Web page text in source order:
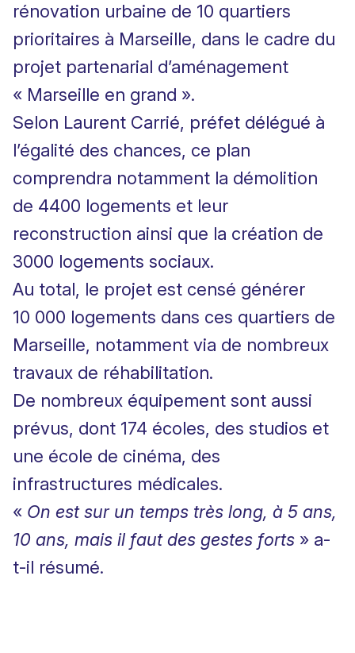
rénovation urbaine de 10 quartiers
prioritaires à Marseille, dans le cadre du
projet partenarial d’aménagement
« Marseille en grand ».
Selon Laurent Carrié, préfet délégué à
l’égalité des chances, ce plan
comprendra notamment la démolition
de 4400 logements et leur
reconstruction ainsi que la création de
3000 logements sociaux.
Au total, le projet est censé générer
10 000 logements dans ces quartiers de
Marseille, notamment via de nombreux
travaux de réhabilitation.
De nombreux équipement sont aussi
prévus, dont 174 écoles, des studios et
une école de cinéma, des
infrastructures médicales.
« On est sur un temps très long, à 5 ans,
10 ans, mais il faut des gestes forts » a-
t-il résumé.